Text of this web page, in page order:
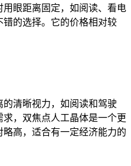
眼距离固定，如阅读、看电
的选择。它的价格相对较
清晰视力，如阅读和驾驶
，双焦点人工晶体是一个更
高，适合有一定经济能力的